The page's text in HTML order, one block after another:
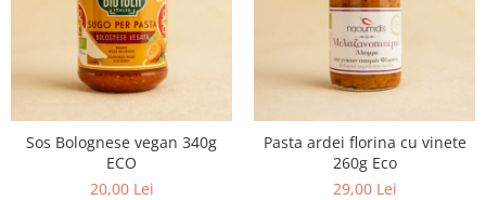
CREME ȘI PASTE TARTINABILE
CONDIMENTE
CEAIURI GRECEȘTI
CIOCOLATĂ ȘI CACAO
HEALTHY SNACKS
Sos Bolognese vegan 340g
ECO
20,00 Lei
Pasta ardei florina cu vinete
260g Eco
29,00 Lei